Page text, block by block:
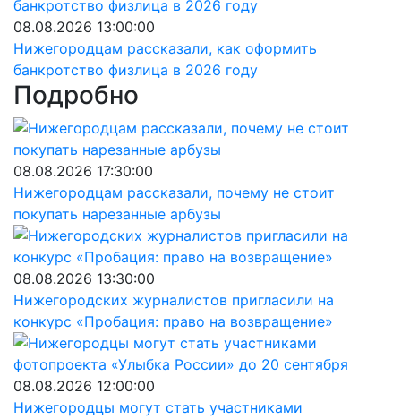
08.08.2026 13:00:00
Нижегородцам рассказали, как оформить
банкротство физлица в 2026 году
Подробно
08.08.2026 17:30:00
Нижегородцам рассказали, почему не стоит
покупать нарезанные арбузы
08.08.2026 13:30:00
Нижегородских журналистов пригласили на
конкурс «Пробация: право на возвращение»
08.08.2026 12:00:00
Нижегородцы могут стать участниками